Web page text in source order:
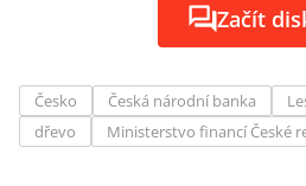
Začít
Česko Česká národní banka
dřevo
Ministerstvo financí České